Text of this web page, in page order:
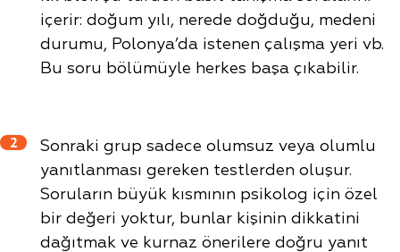
içerir: doğum yılı, nerede doğduğu, medeni
durumu, Polonya’da istenen çalışma yeri vb.
Bu soru bölümüyle herkes başa çıkabilir.
2
Sonraki grup sadece olumsuz veya olumlu
yanıtlanması gereken testlerden oluşur.
Soruların büyük kısmının psikolog için özel
bir değeri yoktur, bunlar kişinin dikkatini
dağıtmak ve kurnaz önerilere doğru yanıt